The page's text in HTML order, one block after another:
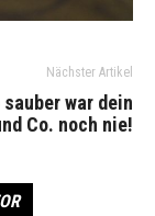
Nächster Artikel
sauber war dein
Co. noch nie!